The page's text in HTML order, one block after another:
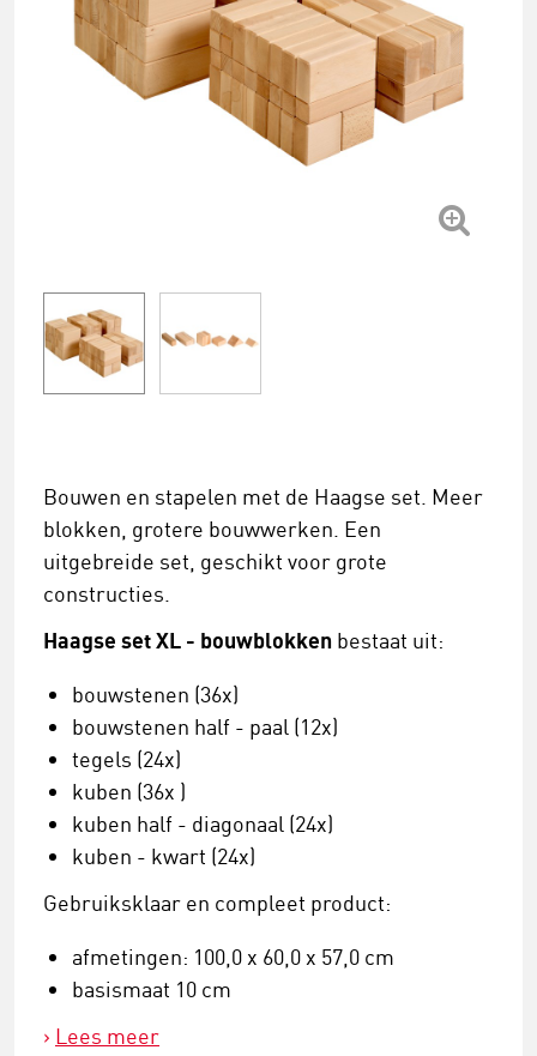
Bouwen en stapelen met de Haagse set. Meer
blokken, grotere bouwwerken. Een
uitgebreide set, geschikt voor grote
constructies.
Haagse set XL - bouwblokken bestaat uit:
bouwstenen (36x)
bouwstenen half - paal (12x)
tegels (24x)
kuben (36x )
kuben half - diagonaal (24x)
kuben - kwart (24x)
Gebruiksklaar en compleet product:
afmetingen: 100,0 x 60,0 x 57,0 cm
basismaat 10 cm
Lees meer